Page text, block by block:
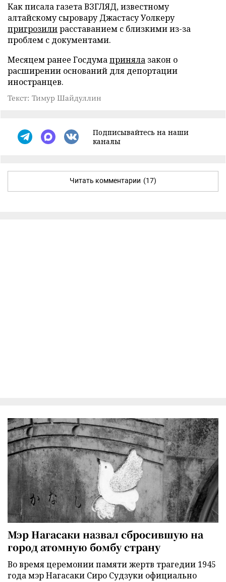
Как писала газета ВЗГЛЯД, известному
алтайскому сыровару Джастасу Уолкеру
пригрозилирасставанием с близкими из-за
проблем с документами.
Месяцем ранее Госдумаприняла закон о
расширении оснований для депортации
иностранцев.
Текст: Тимур Шайдуллин
Подписывайтесь на наши
каналы
Читать комментарии (17)
Мэр Нагасаки назвал сбросившую на
город атомную бомбу страну
Во время церемонии памяти жертв трагедии 1945
года мэр Нагасаки Сиро Судзуки официально